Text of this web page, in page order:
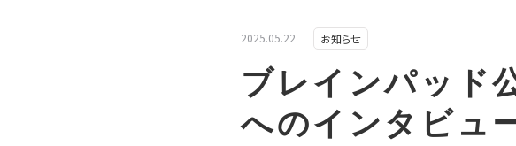
2025.05.22 お知らせ
ブレインパッド
へのインタビュ